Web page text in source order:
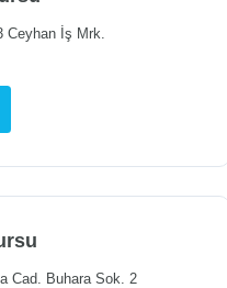
Ceyhan İş Mrk.
Cad. Buhara Sok. 2